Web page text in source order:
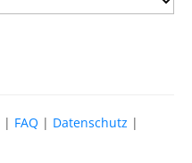
| FAQ | Datenschutz |